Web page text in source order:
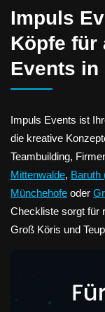
Impuls
Köpfe für
Events in
Impuls Events ist
die kreative
Teambuilding,
Mittenwalde, Baruth
Münchehofe oder
Checkliste sorgt für
Groß Köris und